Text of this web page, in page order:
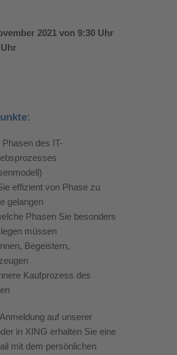
2021 von 9:30 Uhr
Phasen des IT-
effizient von Phase zu
gelangen
Phasen Sie besonders
müssen
Begeistern,
Kaufprozess des
auf unserer
in XING erhalten Sie eine
mit dem persönlichen